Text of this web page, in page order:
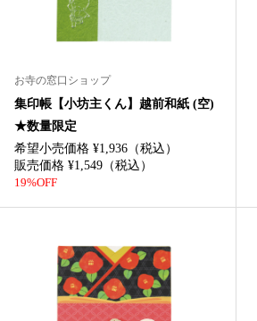
お寺の窓口ショップ
集印帳【小坊主くん】越前和紙 (空)
★数量限定
希望小売価格 ¥1,936（税込）
販売価格 ¥1,549（税込）
19%OFF